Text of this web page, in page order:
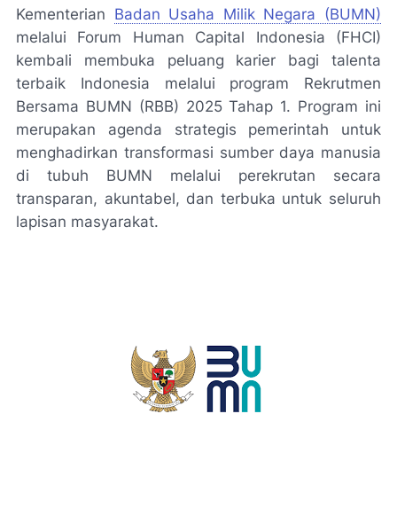
Kementerian Badan Usaha Milik Negara (BUMN)
melalui Forum Human Capital Indonesia (FHCI)
kembali membuka peluang karier bagi talenta
terbaik Indonesia melalui program Rekrutmen
Bersama BUMN (RBB) 2025 Tahap 1. Program ini
merupakan agenda strategis pemerintah untuk
menghadirkan transformasi sumber daya manusia
di tubuh BUMN melalui perekrutan secara
transparan, akuntabel, dan terbuka untuk seluruh
lapisan masyarakat.